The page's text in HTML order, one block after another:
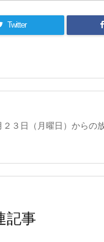
Twitter
２３日（月曜日）からの
記事